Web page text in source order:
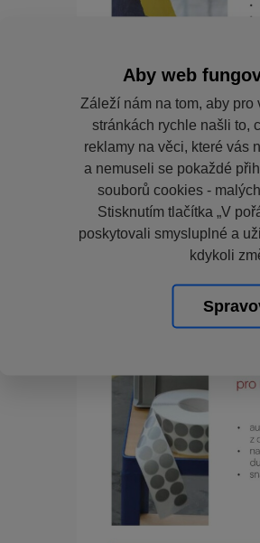
Aby web
Záleží nám na tom, aby
stránkách rychle našli to,
reklamy na věci, které vás
a nemuseli se pokaždé
souborů cookies -
Stisknutím tlačítka „V
poskytovali smysluplné a
kdykoli